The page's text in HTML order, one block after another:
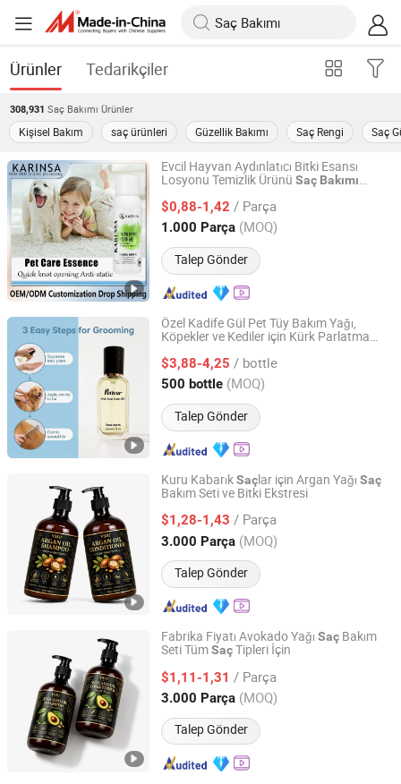
Ürünler Tedarikçiler
308,931 Saç Bakımı Ürünler
Kişisel Bakım saç ürünleri Güzellik Bakımı Saç Rengi Saç
Evcil Hayvan Aydınlatıcı Bitki Esansı
Losyonu Temizlik Ürünü Saç Bakımı
$0,88-1,42 / Parça
1.000 Parça (MOQ)
Talep Gönder
Linyi Wobel Pet Supply Co., Ltd.
Shandong, China Fiyat 2025
Özel Kadife Gül Pet Tüy Bakım Yağı,
Köpekler ve Kediler için Kürk Parlatma
Tedarik
$3,88-4,25 / bottle
500 bottle (MOQ)
Talep Gönder
Nanjing Petivar Technology Co., Ltd.
Jiangsu, China Fiyat 2026
Kuru KabarıkSaçlar için Argan Yağı Saç
Bakım Seti ve Bitki Ekstresi
$1,28-1,43 / Parça
3.000 Parça (MOQ)
Talep Gönder
Guangzhou Weiniya Cosmetics Co., Ltd.
Guangdong, China Fiyat 2025
Fabrika Fiyatı Avokado Yağı Saç Bakım
Seti TümSaçTipleri İçin
$1,11-1,31 / Parça
3.000 Parça (MOQ)
Talep Gönder
Guangzhou Weiniya Cosmetics Co., Ltd.
Guangdong, China Fiyat 2025